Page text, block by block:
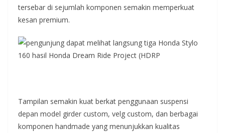
tersebar di sejumlah komponen semakin memperkuat
kesan premium.
Tampilan semakin kuat berkat penggunaan suspensi
depan model girder custom, velg custom, dan berbagai
komponen handmade yang menunjukkan kualitas